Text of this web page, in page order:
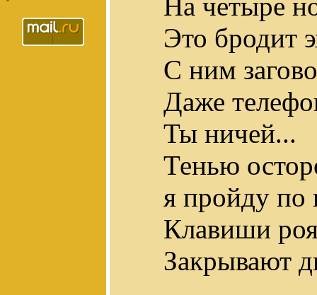
Это бродит
С ним
Даже
Ты ничей...
Тенью
я пройду
Клавиши
Закрывают